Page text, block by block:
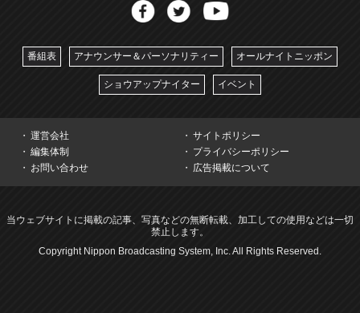
番組表 アナウンサー＆パーソナリティー オールナイトニッポン
ショウアップナイター イベント
運営会社
サイトポリシー
編集体制
プライバシーポリシー
お問い合わせ
広告掲載について
当ウェブサイトに掲載の記事、写真などの無断転載、加工しての使用などは一切
禁止します。
Copyright Nippon Broadcasting System, Inc. All Rights Reserved.